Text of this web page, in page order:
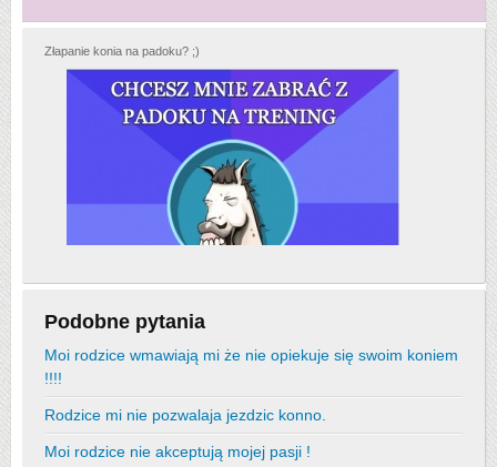
Złapanie konia na padoku? ;)
Podobne pytania
Moi rodzice wmawiają mi że nie opiekuje się swoim koniem
!!!!
Rodzice mi nie pozwalaja jezdzic konno.
Moi rodzice nie akceptują mojej pasji !